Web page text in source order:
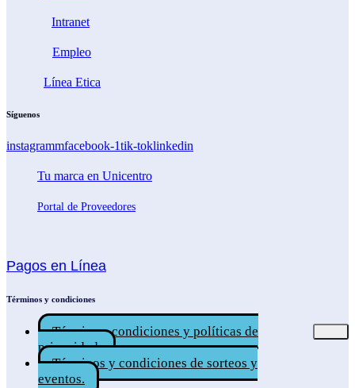
Intranet
Empleo
Línea Etica
Síguenos
instagrammfacebook-1tik-toklinkedin
Tu marca en Unicentro
Portal de Proveedores
Pagos en Línea
Términos y condiciones
Términos, condiciones y políticas de
privacidad.
Términos y condiciones de sorteos y
eventos.